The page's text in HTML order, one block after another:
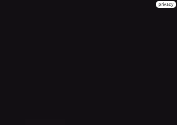
privacy